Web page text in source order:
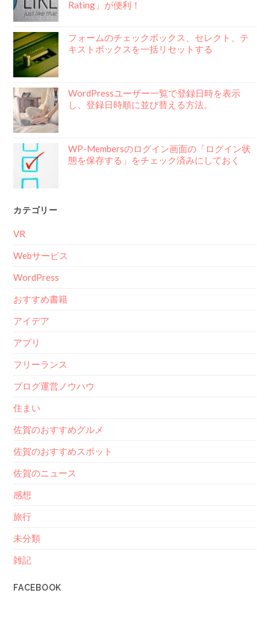
Rating」が便利！
フォームのチェックボックス、セレクト、テ
キストボックスを一括リセットする
WordPressユーザー一覧で登録日時を表示
し、登録日時順に並び替える方法。
WP-Membersのログイン画面の「ログイン状
態を保存する」をチェック済みにしておく
カテゴリー
VR
Webサービス
WordPress
おすすめ書籍
アイデア
アプリ
フリーランス
ブログ運営ノウハウ
住まい
佐賀のおすすめグルメ
佐賀のおすすめスポット
佐賀のニュース
感想
旅行
未分類
雑記
FACEBOOK